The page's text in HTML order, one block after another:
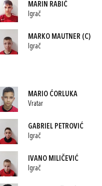
MARIN RABIĆ
Igrač
MARKO MAUTNER (C)
Igrač
MARIO ĆORLUKA
Vratar
GABRIEL PETROVIĆ
Igrač
IVANO MILIČEVIĆ
Igrač